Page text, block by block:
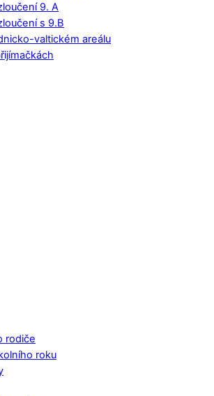
9. A
s 9.B
valtickém areálu
rodiče
roku